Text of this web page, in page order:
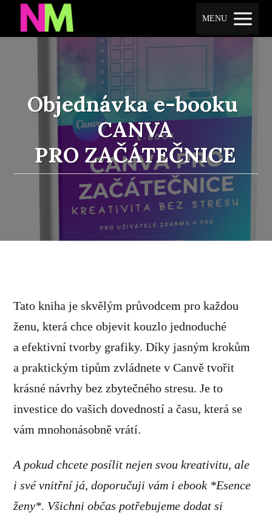
MENU
Objednávka e-booku
CANVA
PRO ZAČÁTEČNICE
Tato kniha je skvělým průvodcem pro každou
ženu, která chce objevit kouzlo jednoduché
a efektivní tvorby grafiky. Díky jasným krokům
a praktickým tipům zvládnete v Canvě tvořit
krásné návrhy bez zbytečného stresu. Je to
investice do vašich dovedností a času, která se
vám mnohonásobně vrátí.
A pokud chcete posílit nejen svou kreativitu, ale
i své vnitřní já, doporučuji vám i ebook *Esence
ženy*. Všichni občas potřebujeme dodat si